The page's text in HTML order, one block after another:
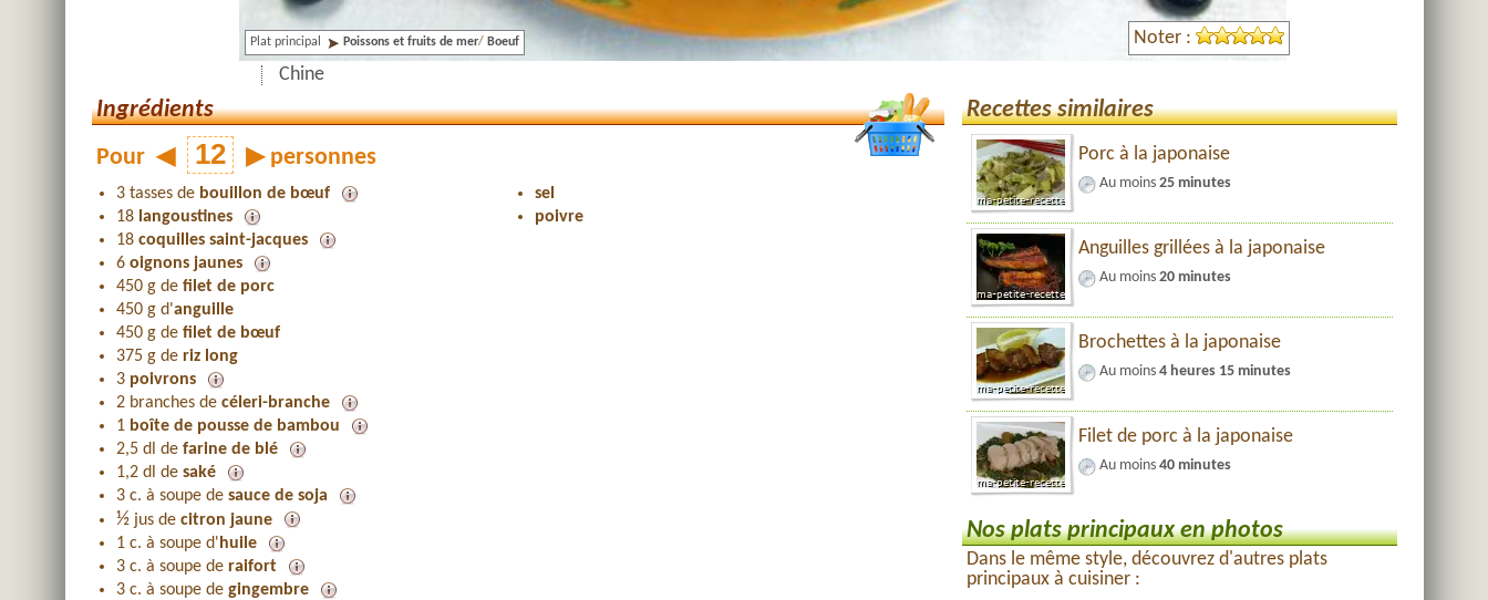
Plat principal Poissons et fruits de mer/ Boeuf
Chine
Noter :
Ingrédients
Pour ◀ ▶ personnes
3 tasses de bouillon de bœuf
18 langoustines
18 coquilles saint-jacques
6 oignons jaunes
450 g de filet de porc
450 g d'anguille
450 g de filet de bœuf
375 g de riz long
3 poivrons
2 branches de céleri-branche
1 boîte de pousse de bambou
2,5 dl de farine de blé
1,2 dl de saké
3 c. à soupe de sauce de soja
½jus de citron jaune
1 c. à soupe d' huile
3 c. à soupe de raifort
3 c. à soupe de gingembre
sel
poivre
Recettes similaires
Porc à la japonaise
Au moins 25 minutes
Anguilles grillées à la japonaise
Au moins 20 minutes
Brochettes à la japonaise
Au moins 4 heures 15 minutes
Filet de porc à la japonaise
Au moins 40 minutes
Nos plats principaux en photos
Dans le même style, découvrez d'autres plats
principaux à cuisiner :